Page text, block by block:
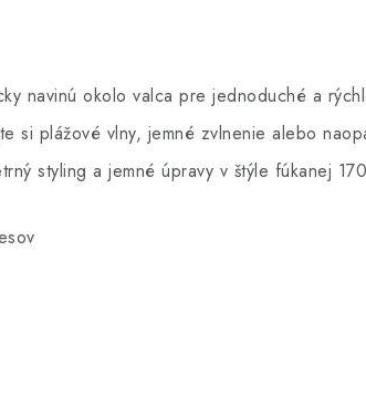
navinú okolo valca pre jednoduché a
si plážové vlny, jemné zvlnenie alebo
styling a jemné úpravy v štýle fúkanej